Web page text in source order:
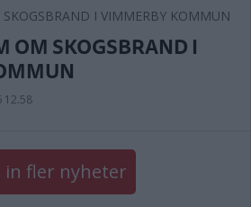
OM SKOGSBRAND I
12.58
in fler nyheter